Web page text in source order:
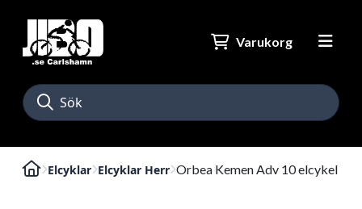
Varukorg
Elcyklar Elcyklar Herr Orbea Kemen Adv 10 elcykel